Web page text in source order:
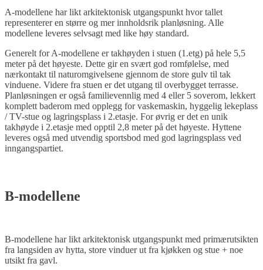
A-modellene har likt arkitektonisk utgangspunkt hvor tallet
representerer en større og mer innholdsrik planløsning. Alle
modellene leveres selvsagt med like høy standard.
Generelt for A-modellene er takhøyden i stuen (1.etg) på hele 5,5
meter på det høyeste. Dette gir en svært god romfølelse, med
nærkontakt til naturomgivelsene gjennom de store gulv til tak
vinduene. Videre fra stuen er det utgang til overbygget terrasse.
Planløsningen er også familievennlig med 4 eller 5 soverom, lekkert
komplett baderom med opplegg for vaskemaskin, hyggelig lekeplass
/ TV-stue og lagringsplass i 2.etasje. For øvrig er det en unik
takhøyde i 2.etasje med opptil 2,8 meter på det høyeste. Hyttene
leveres også med utvendig sportsbod med god lagringsplass ved
inngangspartiet.
B-modellene
B-modellene har likt arkitektonisk utgangspunkt med primærutsikten
fra langsiden av hytta, store vinduer ut fra kjøkken og stue + noe
utsikt fra gavl.